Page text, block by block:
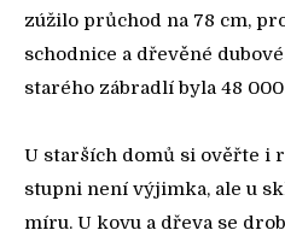
zúžilo průchod na 78 cm,
schodnice a dřevěné
starého zábradlí byla 48
U starších domů si ověřte i
stupni není výjimka, ale u
míru. U kovu a dřeva se